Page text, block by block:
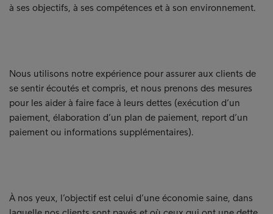
à ses objectifs, à ses compétences et à son environnement.
Nous utilisons notre expérience pour assurer aux clients de
se sentir écoutés et compris, et nous prenons des mesures
pour les aider à faire face à leurs dettes (exécution d’un
paiement, élaboration d’un plan de paiement, report d’un
paiement ou informations supplémentaires).
À nos yeux, l’objectif est celui d’une économie saine, dans